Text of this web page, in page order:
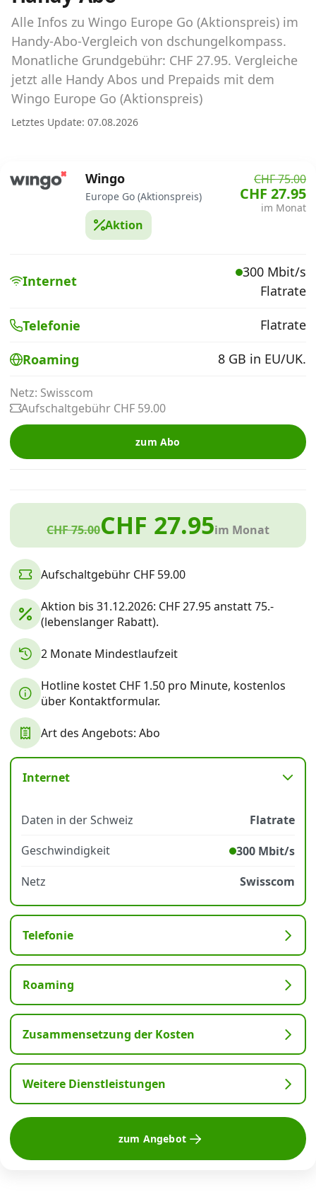
Abos für Tablets, Hotspots und Smart
Watches
Tarifrechner Handy-Abo
Der gute alte Tarifrechner im neuen Design
Infos
Mobilfunknetz Schweiz
Roaming-Tarife abfragen
Handy-Abo kündigen oder
Alle Mobile-Vergleiche
Kombi-Angebote
News
Forum
Über uns
Datenschutz
Alle Infos zu Wingo Europe Go (Aktionspreis) im
Handy-Abo-Vergleich von dschungelkompass.
Monatliche Grundgebühr: CHF 27.95. Vergleiche
jetzt alle Handy Abos und Prepaids mit dem
Wingo Europe Go (Aktionspreis)
Letztes Update: 07.08.2026
Wingo
Europe Go (Aktionspreis)
Aktion
CHF 75.00
CHF 27.95
im Monat
Internet
300 Mbit/s
Flatrate
Telefonie Flatrate
Roaming 8 GB in EU/UK.
Netz: Swisscom
Aufschaltgebühr CHF 59.00
zum Abo
CHF 75.00CHF 27.95im Monat
Aufschaltgebühr CHF 59.00
Aktion bis 31.12.2026: CHF 27.95 anstatt 75.-
(lebenslanger Rabatt).
2 Monate Mindestlaufzeit
Hotline kostet CHF 1.50 pro Minute, kostenlos
über Kontaktformular.
Art des Angebots: Abo
Internet
Daten in der Schweiz
Flatrate
Geschwindigkeit
300 Mbit/s
Netz
Swisscom
Telefonie
Roaming
Zusammensetzung der Kosten
Weitere Dienstleistungen
zum Angebot